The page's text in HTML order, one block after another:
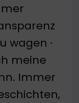
wagen ·
meine
Immer